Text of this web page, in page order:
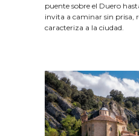
puente sobre el Duero
invita a caminar sin prisa,
caracteriza a la ciudad.